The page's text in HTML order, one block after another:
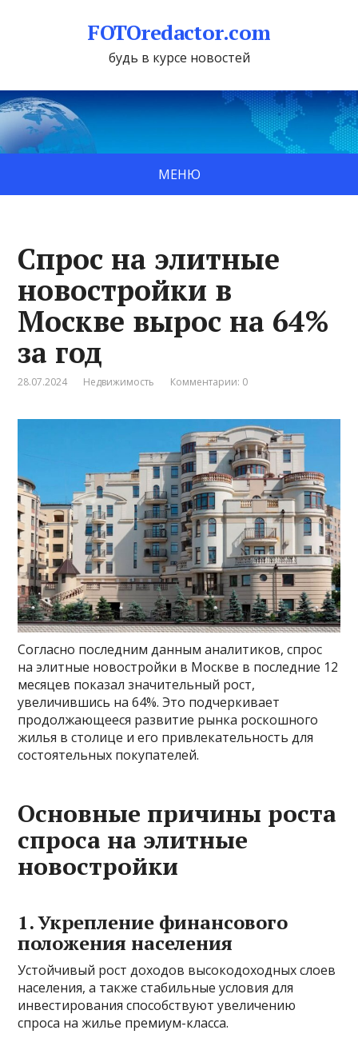
FOTOredactor.com
будь в курсе новостей
МЕНЮ
Спрос на элитные
новостройки в
Москве вырос на 64%
за год
28.07.2024 Недвижимость Комментарии: 0
Согласно последним данным аналитиков, спрос
на элитные новостройки в Москве в последние 12
месяцев показал значительный рост,
увеличившись на 64%. Это подчеркивает
продолжающееся развитие рынка роскошного
жилья в столице и его привлекательность для
состоятельных покупателей.
Основные причины роста
спроса на элитные
новостройки
1.Укрепление финансового
положения населения
Устойчивый рост доходов высокодоходных слоев
населения, а также стабильные условия для
инвестирования способствуют увеличению
спроса на жилье премиум-класса.